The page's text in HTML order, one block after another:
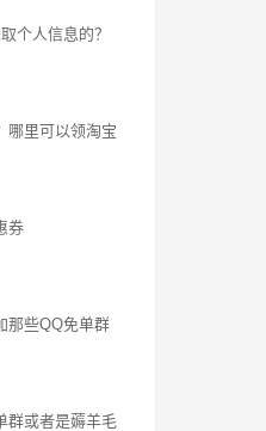
个人信息的？
哪里可以领淘宝
券
那些QQ免单群
群或者是薅羊毛